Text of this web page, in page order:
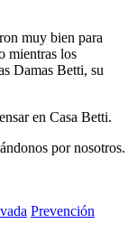
muy bien para
mientras los
Damas Betti, su
en Casa Betti.
por nosotros.
Prevención